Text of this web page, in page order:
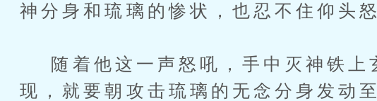
神分身和琉璃的惨状，也忍不住仰头
随着他这一声怒吼，手中灭神铁上
现，就要朝攻击琉璃的无念分身发动